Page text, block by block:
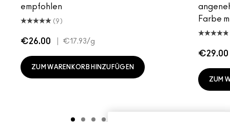
empfohlen
(9)
€26.00 €17.93/g
ZUM WARENKORB HINZUFÜGEN
Farbe
€29.00
ZUM